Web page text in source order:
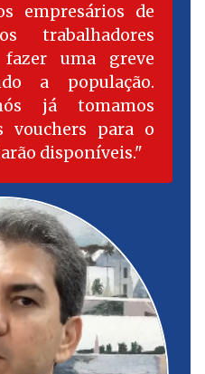
empresários de
trabalhadores
uma greve
a população.
já tomamos
vouchers para o
disponíveis.